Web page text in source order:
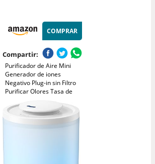
COMPRAR
Compartir:
Purificador de Aire Mini
Generador de iones
Negativo Plug-in sin Filtro
Purificar Olores Tasa de
Habitación de
Animales/Dormitorio/Casa/Salón